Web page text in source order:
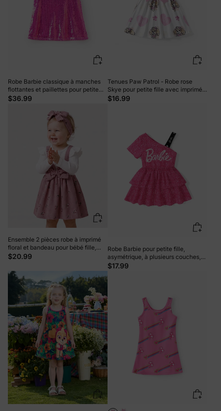
Robe Barbie classique à manches
flottantes et paillettes pour petite
fille
$36.99
Tenues Paw Patrol - Robe rose
Skye pour petite fille avec imprimé
cœur et personnage rose
$16.99
Ensemble 2 pièces robe à imprimé
floral et bandeau pour bébé fille,
colorblock
$20.99
Robe Barbie pour petite fille,
asymétrique, à plusieurs couches,
rose
$17.99